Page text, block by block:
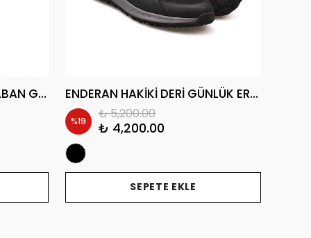
REFTOR HAKİKİ DERİ AİR TABAN GÜNLÜK ERKEK SNEAKER AYAKKABI ENDERAN HAKİKİ DERİ GÜNLÜK ERKEK SNEAKER AYAKKABI
%19 ₺ 5,200.00
₺ 4,200.00
SEPETE EKLE